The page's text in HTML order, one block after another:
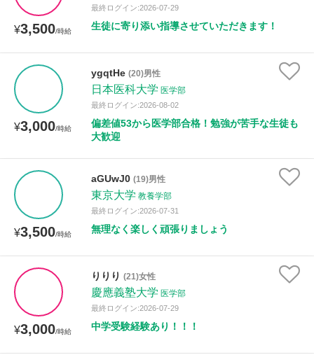
¥3,500/時給
最終ログイン:2026-07-29
生徒に寄り添い指導させていただきます！
¥3,000/時給
ygqtHe (20)男性
日本医科大学 医学部
最終ログイン:2026-08-02
偏差値53から医学部合格！勉強が苦手な生徒も
大歓迎
¥3,500/時給
aGUwJ0 (19)男性
東京大学 教養学部
最終ログイン:2026-07-31
無理なく楽しく頑張りましょう
¥3,000/時給
りりり (21)女性
慶應義塾大学 医学部
最終ログイン:2026-07-29
中学受験経験あり！！！